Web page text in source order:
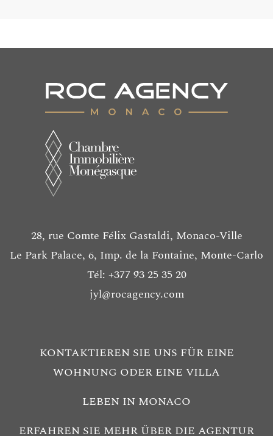
28, rue Comte Félix Gastaldi, Monaco-Ville
Le Park Palace, 6, Imp. de la Fontaine, Monte-Carlo
Tél: +377 93 25 35 20
jyl@rocagency.com
KONTAKTIEREN SIE UNS FÜR EINE
WOHNUNG ODER EINE VILLA
LEBEN IN MONACO
ERFAHREN SIE MEHR ÜBER DIE AGENTUR